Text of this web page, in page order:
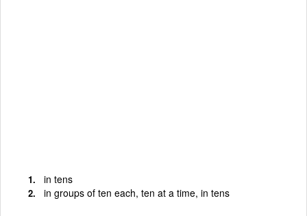
in tens
in groups of ten each, ten at a time, in tens